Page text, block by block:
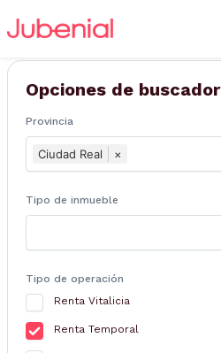
BUSQUEDA DE
Inmuebles
Opciones de buscador
Provincia
Ciudad Real ×
Tipo de inmueble
Tipo de operación
Renta Vitalicia
Renta Temporal